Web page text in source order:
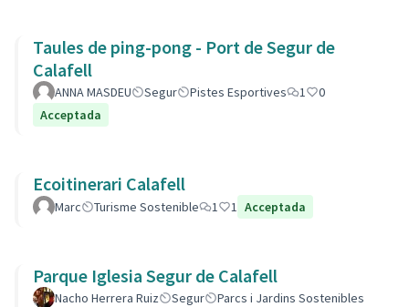
Taules de ping-pong - Port de Segur de
Calafell
ANNA MASDEU Segur Pistes Esportives 1
0
Acceptada
Ecoitinerari Calafell
Marc Turisme Sostenible 1 1 Acceptada
Parque Iglesia Segur de Calafell
Nacho Herrera Ruiz Segur
Parcs i Jardins Sostenibles